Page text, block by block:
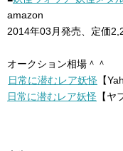
amazon
2014年03月発売、定価
オークション相場＾＾
日常に潜むレア妖怪 【
日常に潜むレア妖怪 【ヤ